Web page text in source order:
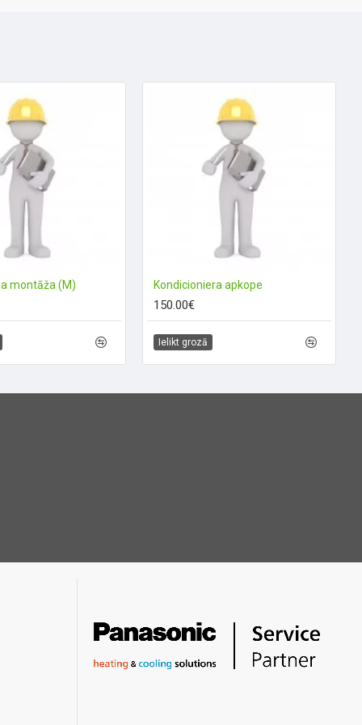
montāža (M) Kondicioniera apkope
150.00€
Ielikt grozā